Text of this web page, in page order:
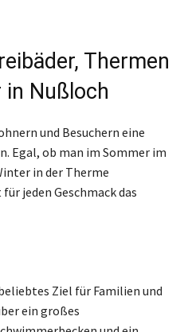
Thermen
in Nußloch
und Besuchern eine
Egal, ob man im Sommer im
in der Therme
jeden Geschmack das
Ziel für Familien und
ein großes